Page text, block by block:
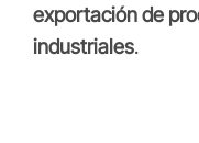
exportación de
industriales.